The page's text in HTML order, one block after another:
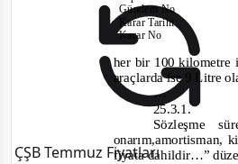
ÇŞB Temmuz Fiyatları
Gündem No
Karar Tarihi
Karar No
her bir 100 kilometre
araçlarda ise 9 Litre
…
25.3.1.
Sözleşme
fiyata dahildir…”